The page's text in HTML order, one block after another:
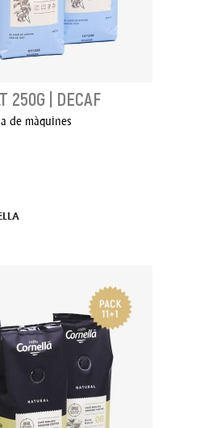
250G | DECAF
de màquines